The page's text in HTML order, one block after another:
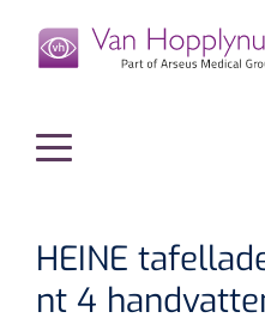
Chirurgie
HEINE
nt 4